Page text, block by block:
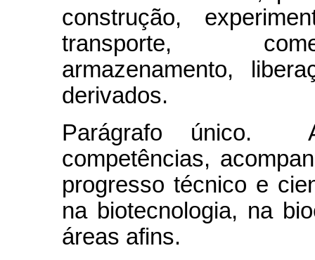
construção,
transporte,
armazenamento,
derivados.
Parágrafo único.
competências,
progresso técnico e
na biotecnologia, na
áreas afins.